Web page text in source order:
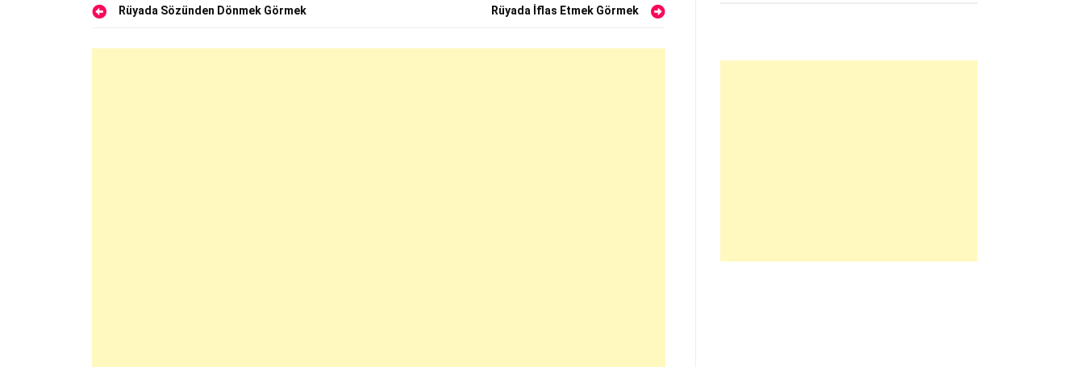
Yazı
gezinmesi
Rüyada Sözünden Dönmek Görmek Rüyada İflas Etmek Görmek